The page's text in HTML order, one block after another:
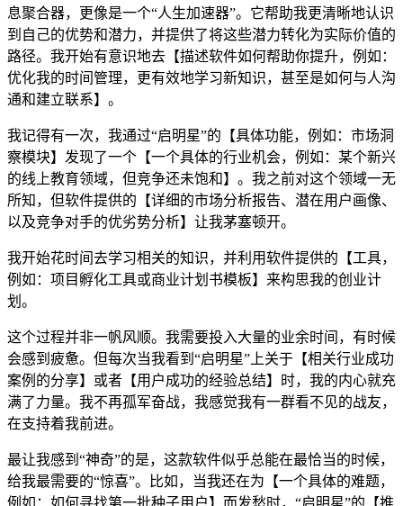
息聚合器，更像是一个“人生加速器”。它帮助我更清晰地认识
到自己的优势和潜力，并提供了将这些潜力转化为实际价值的
路径。我开始有意识地去【描述软件如何帮助你提升，例如：
优化我的时间管理，更有效地学习新知识，甚至是如何与人沟
通和建立联系】。
我记得有一次，我通过“启明星”的【具体功能，例如：市场洞
察模块】发现了一个【一个具体的行业机会，例如：某个新兴
的线上教育领域，但竞争还未饱和】。我之前对这个领域一无
所知，但软件提供的【详细的市场分析报告、潜在用户画像、
以及竞争对手的优劣势分析】让我茅塞顿开。
我开始花时间去学习相关的知识，并利用软件提供的【工具，
例如：项目孵化工具或商业计划书模板】来构思我的创业计
划。
这个过程并非一帆风顺。我需要投入大量的业余时间，有时候
会感到疲惫。但每次当我看到“启明星”上关于【相关行业成功
案例的分享】或者【用户成功的经验总结】时，我的内心就充
满了力量。我不再孤军奋战，我感觉我有一群看不见的战友，
在支持着我前进。
最让我感到“神奇”的是，这款软件似乎总能在最恰当的时候，
给我最需要的“惊喜”。比如，当我还在为【一个具体的难题，
例如：如何寻找第一批种子用户】而发愁时，“启明星”的【推